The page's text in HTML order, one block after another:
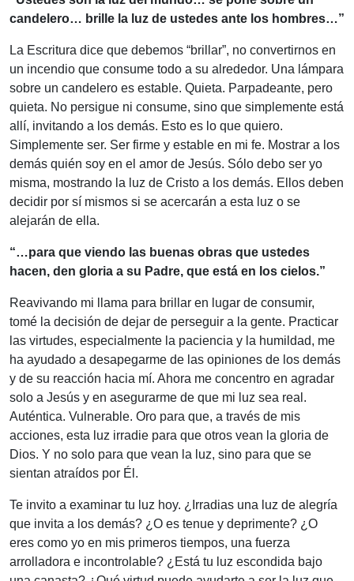
candelero… brille la luz de ustedes ante los hombres…”
La Escritura dice que debemos “brillar”, no convertirnos en
un incendio que consume todo a su alrededor. Una lámpara
sobre un candelero es estable. Quieta. Parpadeante, pero
quieta. No persigue ni consume, sino que simplemente está
allí, invitando a los demás. Esto es lo que quiero.
Simplemente ser. Ser firme y estable en mi fe. Mostrar a los
demás quién soy en el amor de Jesús. Sólo debo ser yo
misma, mostrando la luz de Cristo a los demás. Ellos deben
decidir por sí mismos si se acercarán a esta luz o se
alejarán de ella.
“…para que viendo las buenas obras que ustedes
hacen, den gloria a su Padre, que está en los cielos.”
Reavivando mi llama para brillar en lugar de consumir,
tomé la decisión de dejar de perseguir a la gente. Practicar
las virtudes, especialmente la paciencia y la humildad, me
ha ayudado a desapegarme de las opiniones de los demás
y de su reacción hacia mí. Ahora me concentro en agradar
solo a Jesús y en asegurarme de que mi luz sea real.
Auténtica. Vulnerable. Oro para que, a través de mis
acciones, esta luz irradie para que otros vean la gloria de
Dios. Y no solo para que vean la luz, sino para que se
sientan atraídos por Él.
Te invito a examinar tu luz hoy. ¿Irradias una luz de alegría
que invita a los demás? ¿O es tenue y deprimente? ¿O
eres como yo en mis primeros tiempos, una fuerza
arrolladora e incontrolable? ¿Está tu luz escondida bajo